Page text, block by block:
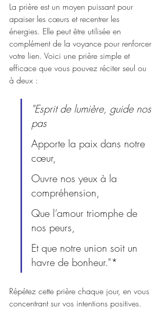
La prière est un moyen puissant pour
apaiser les cœurs et recentrer les
énergies. Elle peut être utilisée en
complément de la voyance pour renforcer
votre lien. Voici une prière simple et
efficace que vous pouvez réciter seul ou
à deux :
"Esprit de lumière, guide nos
pas
Apporte la paix dans notre
cœur,
Ouvre nos yeux à la
compréhension,
Que l’amour triomphe de
nos peurs,
Et que notre union soit un
havre de bonheur."*
Répétez cette prière chaque jour, en vous
concentrant sur vos intentions positives.